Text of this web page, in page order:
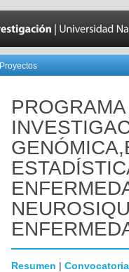
Proyectos
Resumen | Convocatoria